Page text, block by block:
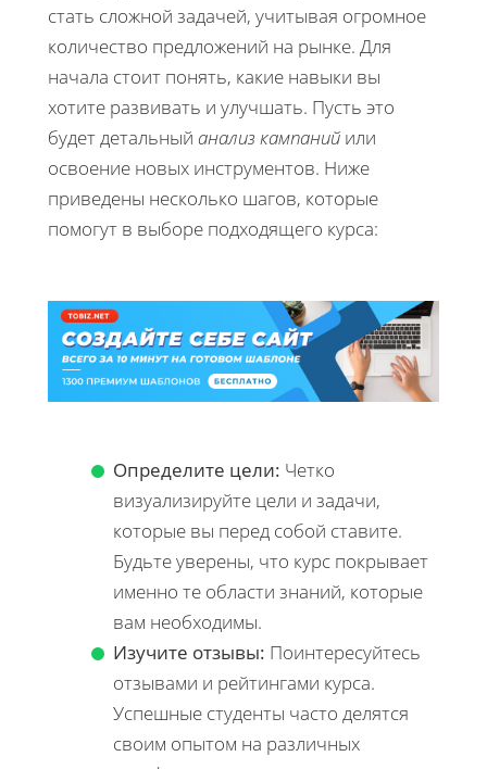
стать сложной задачей, учитывая огромное
количество предложений на рынке. Для
начала стоит понять, какие навыки вы
хотите развивать и улучшать. Пусть это
будет детальный анализ кампаний или
освоение новых инструментов. Ниже
приведены несколько шагов, которые
помогут в выборе подходящего курса:
Определите цели: Четко
визуализируйте цели и задачи,
которые вы перед собой ставите.
Будьте уверены, что курс покрывает
именно те области знаний, которые
вам необходимы.
Изучите отзывы: Поинтересуйтесь
отзывами и рейтингами курса.
Успешные студенты часто делятся
своим опытом на различных